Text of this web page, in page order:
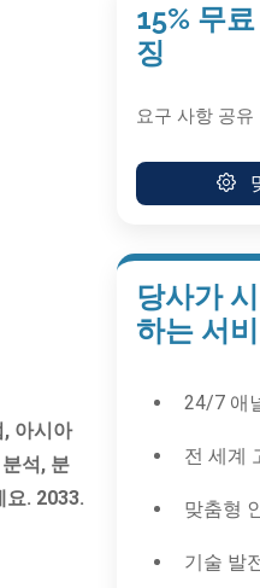
아시아
석, 분
요. 2033.
15% 무
징
요구 사항 공유
당사가
하는 서
24/7 애
전 세계
맞춤형
기술 발